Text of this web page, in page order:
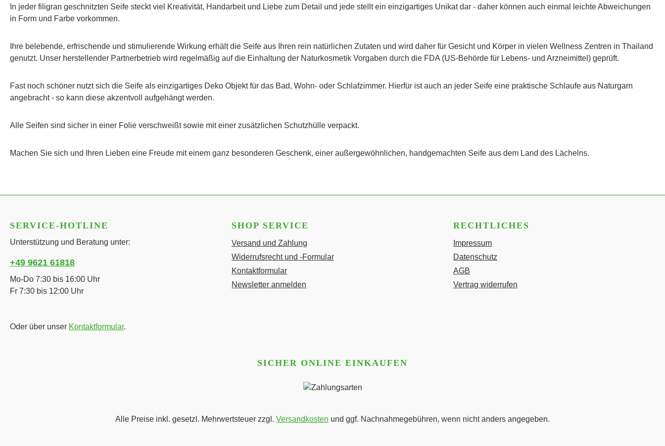
In jeder filigran geschnitzten Seife steckt viel Kreativität, Handarbeit und Liebe zum Detail und jede stellt ein einzigartiges Unikat dar - daher können auch einmal leichte Abweichungen
in Form und Farbe vorkommen.
Ihre belebende, erfrischende und stimulierende Wirkung erhält die Seife aus Ihren rein natürlichen Zutaten und wird daher für Gesicht und Körper in vielen Wellness Zentren in Thailand
genutzt. Unser herstellender Partnerbetrieb wird regelmäßig auf die Einhaltung der Naturkosmetik Vorgaben durch die FDA (US-Behörde für Lebens- und Arzneimittel) geprüft.
Fast noch schöner nutzt sich die Seife als einzigartiges Deko Objekt für das Bad, Wohn- oder Schlafzimmer. Hierfür ist auch an jeder Seife eine praktische Schlaufe aus Naturgarn
angebracht - so kann diese akzentvoll aufgehängt werden.
Alle Seifen sind sicher in einer Folie verschweißt sowie mit einer zusätzlichen Schutzhülle verpackt.
Machen Sie sich und Ihren Lieben eine Freude mit einem ganz besonderen Geschenk, einer außergewöhnlichen, handgemachten Seife aus dem Land des Lächelns.
SERVICE-HOTLINE
Unterstützung und Beratung unter:
+49 9621 61818
Mo-Do 7:30 bis 16:00 Uhr
Fr 7:30 bis 12:00 Uhr
Oder über unser Kontaktformular.
SHOP SERVICE
Versand und Zahlung
Widerrufsrecht und -Formular
Kontaktformular
Newsletter anmelden
RECHTLICHES
Impressum
Datenschutz
AGB
Vertrag widerrufen
SICHER ONLINE EINKAUFEN
Alle Preise inkl. gesetzl. Mehrwertsteuer zzgl. Versandkosten und ggf. Nachnahmegebühren, wenn nicht anders angegeben.